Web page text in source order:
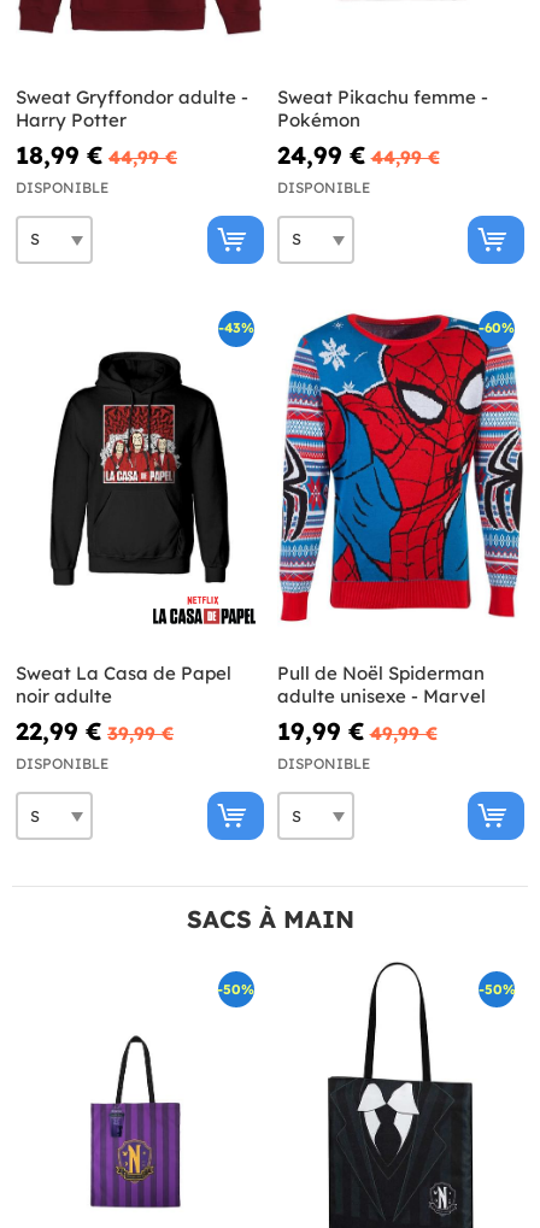
Sweat Gryffondor adulte -
Harry Potter
18,99 € 44,99 €
DISPONIBLE
Sweat Pikachu femme -
Pokémon
24,99 € 44,99 €
DISPONIBLE
-43%
Sweat La Casa de Papel
noir adulte
22,99 € 39,99 €
DISPONIBLE
-60%
Pull de Noël Spiderman
adulte unisexe - Marvel
19,99 € 49,99 €
DISPONIBLE
SACS À MAIN
-50% -50%